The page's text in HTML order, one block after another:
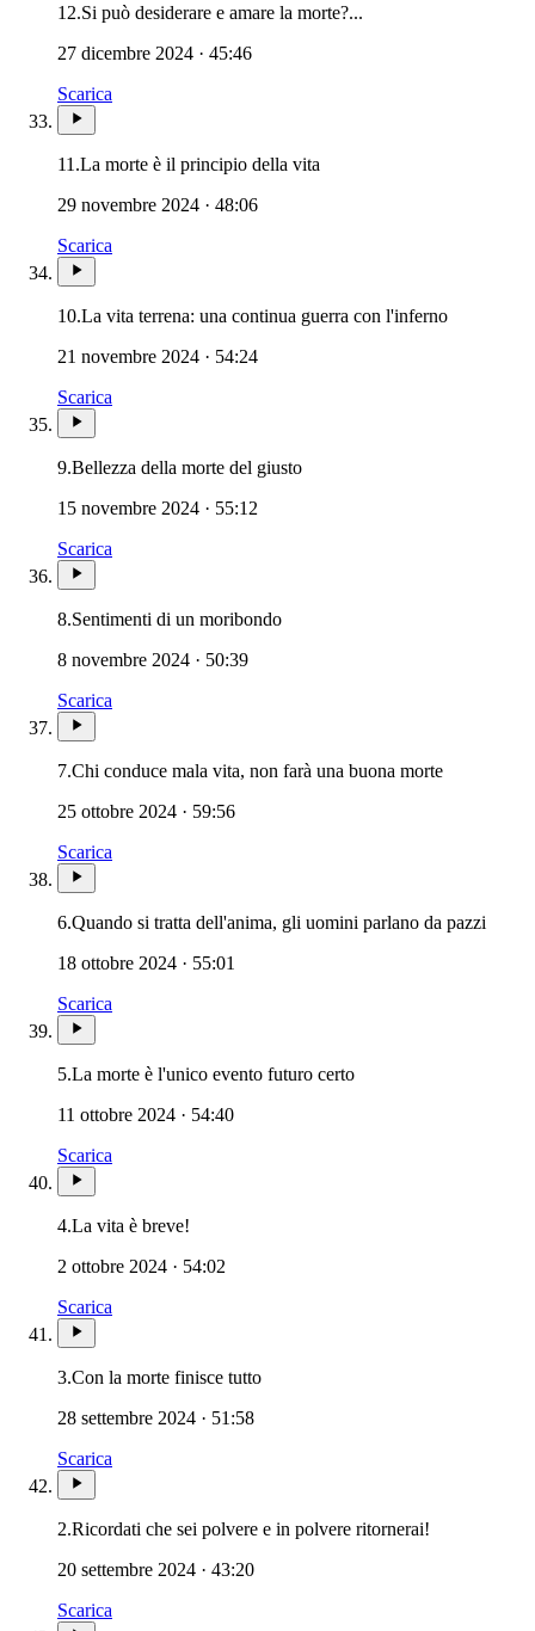
12.Si può desiderare e amare la morte?...
27 dicembre 2024 · 45:46
Scarica
11.La morte è il principio della vita
29 novembre 2024 · 48:06
Scarica
10.La vita terrena: una continua guerra con l'infernoNovissimi
21 novembre 2024 · 54:24
Scarica
9.Bellezza della morte del giustoNovissimi · Giudizio · Inferno
15 novembre 2024 · 55:12
Scarica
8.Sentimenti di un moribondo
8 novembre 2024 · 50:39
Scarica
7.Chi conduce mala vita, non farà una buona morteNovissimi ·
25 ottobre 2024 · 59:56
Scarica
6.Quando si tratta dell'anima, gli uomini parlano da pazzi
18 ottobre 2024 · 55:01
Scarica
5.La morte è l'unico evento futuro certoNovissimi · Giudizio ·
11 ottobre 2024 · 54:40
Scarica
4.La vita è breve!
2 ottobre 2024 · 54:02
Scarica
3.Con la morte finisce tuttoNovissimi · Giudizio · Inferno ·
28 settembre 2024 · 51:58
Scarica
2.Ricordati che sei polvere e in polvere ritornerai!
20 settembre 2024 · 43:20
Scarica